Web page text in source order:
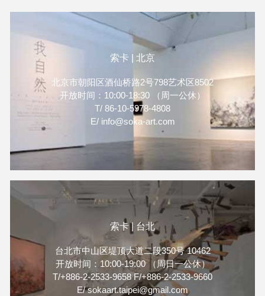
索卡 | 北京
北京市朝阳区酒仙桥路2号798艺术区8502
开放时间：10:00-18:30 （周一公休）
T/ 86-10-5978-4808
E/ info@soka-art.com
索卡 | 台北
台北市中山区堤顶大道二段350号 10462
开放时间：10:00-19:00 （周日一公休）
T/+886-2-2533-9658 F/+886-2-2533-9660
E/ sokaart.taipei@gmail.com